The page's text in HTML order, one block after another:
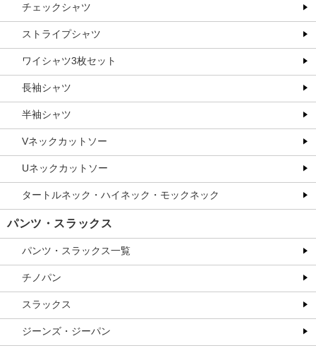
チェックシャツ
ストライプシャツ
ワイシャツ3枚セット
長袖シャツ
半袖シャツ
Vネックカットソー
Uネックカットソー
タートルネック・ハイネック・モックネック
パンツ・スラックス
パンツ・スラックス一覧
チノパン
スラックス
ジーンズ・ジーパン